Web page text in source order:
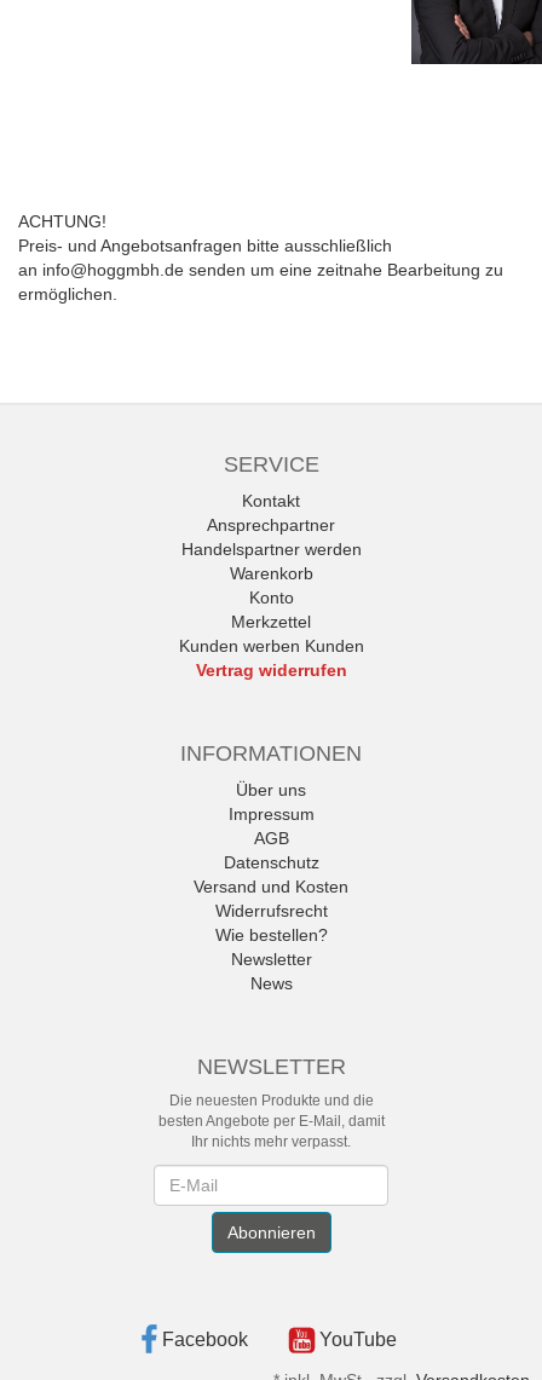
ACHTUNG!
Preis- und Angebotsanfragen bitte ausschließlich
an info@hoggmbh.de senden um eine zeitnahe Bearbeitung zu
ermöglichen.
SERVICE
Kontakt
Ansprechpartner
Handelspartner werden
Warenkorb
Konto
Merkzettel
Kunden werben Kunden
Vertrag widerrufen
INFORMATIONEN
Über uns
Impressum
AGB
Datenschutz
Versand und Kosten
Widerrufsrecht
Wie bestellen?
Newsletter
News
NEWSLETTER
Die neuesten Produkte und die
besten Angebote per E-Mail, damit
Ihr nichts mehr verpasst.
Abonnieren
Facebook YouTube